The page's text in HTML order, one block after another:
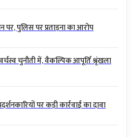
पर, पुलिस पर प्रताड़ना का आरोप
चुनौती में, वैकल्पिक आपूर्ति श्रृंखला
पर कड़ी कार्रवाई का दावा